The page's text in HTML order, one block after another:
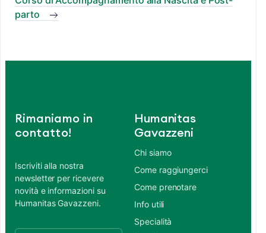
parto
Rimaniamo in
contatto!
Iscriviti alla nostra
newsletter per ricevere
novità e informazioni su
Humanitas Gavazzeni.
Humanitas
Gavazzeni
Chi siamo
Come raggiungerci
Come prenotare
Info utili
Specialità